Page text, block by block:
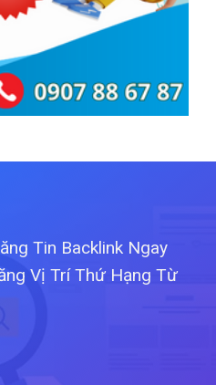
Tin Backlink Ngay
Vị Trí Thứ Hạng Từ